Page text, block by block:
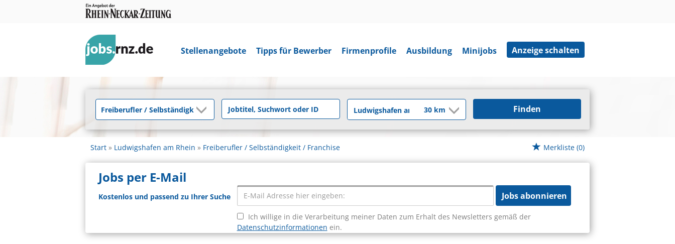
Stellenangebote Tipps für Bewerber Firmenprofile Ausbildung Minijobs Anzeige schalten
Finden
Start Ludwigshafen am Rhein Freiberufler / Selbständigkeit / Franchise Merkliste (0)
Jobs per E-Mail
Kostenlos und passend zu Ihrer Suche Jobs abonnieren
Ich willige in die Verarbeitung meiner Daten zum Erhalt des Newsletters gemäß der
Datenschutzinformationen ein.